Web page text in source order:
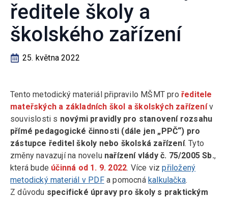
ředitele školy a
školského zařízení
25. května 2022
Tento metodický materiál připravilo MŠMT pro ředitele
mateřských a základních škol a školských zařízenív
souvislosti s novými pravidly pro stanovení rozsahu
přímé pedagogické činnosti (dále jen „PPČ“) pro
zástupce ředitel školy nebo školská zařízení. Tyto
změny navazují na novelu nařízení vlády č. 75/2005 Sb.,
která bude účinná od 1. 9. 2022. Více vizpřiložený
metodický materiál v PDFa pomocnákalkulačka.
Z důvodu specifické úpravy pro školy s praktickým